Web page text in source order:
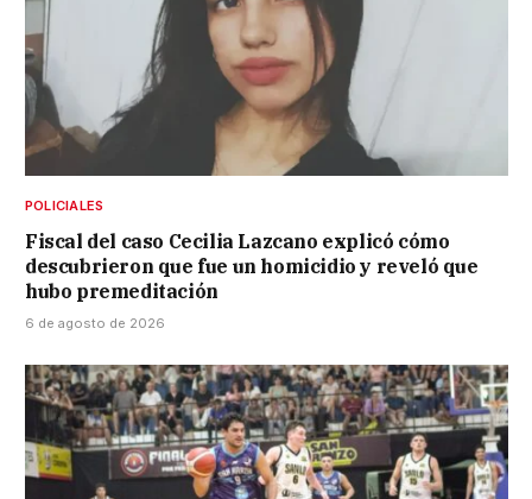
POLICIALES
Fiscal del caso Cecilia Lazcano explicó cómo
descubrieron que fue un homicidio y reveló que
hubo premeditación
6 de agosto de 2026